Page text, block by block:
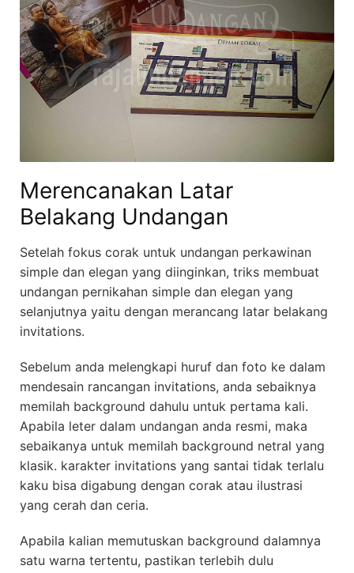
Merencanakan Latar
Belakang Undangan
Setelah fokus corak untuk undangan perkawinan
simple dan elegan yang diinginkan, triks membuat
undangan pernikahan simple dan elegan yang
selanjutnya yaitu dengan merancang latar belakang
invitations.
Sebelum anda melengkapi huruf dan foto ke dalam
mendesain rancangan invitations, anda sebaiknya
memilah background dahulu untuk pertama kali.
Apabila leter dalam undangan anda resmi, maka
sebaikanya untuk memilah background netral yang
klasik. karakter invitations yang santai tidak terlalu
kaku bisa digabung dengan corak atau ilustrasi
yang cerah dan ceria.
Apabila kalian memutuskan background dalamnya
satu warna tertentu, pastikan terlebih dulu